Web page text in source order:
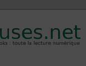
sur les